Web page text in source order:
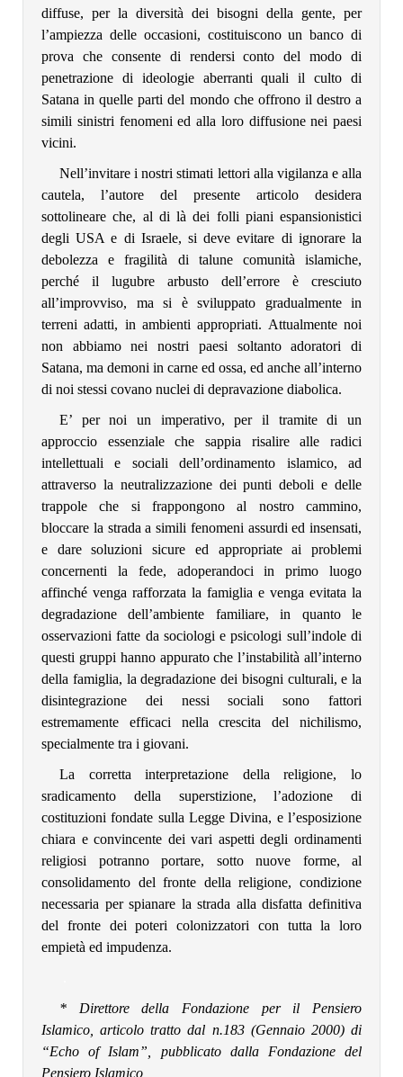
diffuse, per la diversità dei bisogni della gente, per
l’ampiezza delle occasioni, costituiscono un banco di
prova che consente di rendersi conto del modo di
penetrazione di ideologie aberranti quali il culto di
Satana in quelle parti del mondo che offrono il destro a
simili sinistri fenomeni ed alla loro diffusione nei paesi
vicini.
Nell’invitare i nostri stimati lettori alla vigilanza e alla
cautela, l’autore del presente articolo desidera
sottolineare che, al di là dei folli piani espansionistici
degli USA e di Israele, si deve evitare di ignorare la
debolezza e fragilità di talune comunità islamiche,
perché il lugubre arbusto dell’errore è cresciuto
all’improvviso, ma si è sviluppato gradualmente in
terreni adatti, in ambienti appropriati. Attualmente noi
non abbiamo nei nostri paesi soltanto adoratori di
Satana, ma demoni in carne ed ossa, ed anche all’interno
di noi stessi covano nuclei di depravazione diabolica.
E’ per noi un imperativo, per il tramite di un
approccio essenziale che sappia risalire alle radici
intellettuali e sociali dell’ordinamento islamico, ad
attraverso la neutralizzazione dei punti deboli e delle
trappole che si frappongono al nostro cammino,
bloccare la strada a simili fenomeni assurdi ed insensati,
e dare soluzioni sicure ed appropriate ai problemi
concernenti la fede, adoperandoci in primo luogo
affinché venga rafforzata la famiglia e venga evitata la
degradazione dell’ambiente familiare, in quanto le
osservazioni fatte da sociologi e psicologi sull’indole di
questi gruppi hanno appurato che l’instabilità all’interno
della famiglia, la degradazione dei bisogni culturali, e la
disintegrazione dei nessi sociali sono fattori
estremamente efficaci nella crescita del nichilismo,
specialmente tra i giovani.
La corretta interpretazione della religione, lo
sradicamento della superstizione, l’adozione di
costituzioni fondate sulla Legge Divina, e l’esposizione
chiara e convincente dei vari aspetti degli ordinamenti
religiosi potranno portare, sotto nuove forme, al
consolidamento del fronte della religione, condizione
necessaria per spianare la strada alla disfatta definitiva
del fronte dei poteri colonizzatori con tutta la loro
empietà ed impudenza.
* Direttore della Fondazione per il Pensiero
Islamico, articolo tratto dal n.183 (Gennaio 2000) di
“Echo of Islam”, pubblicato dalla Fondazione del
Pensiero Islamico